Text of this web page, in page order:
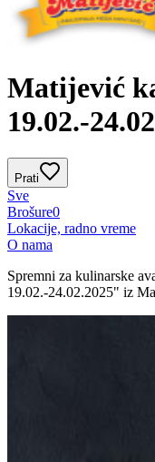
Matijević
19.02.-
Prati
Sve
Brošure0
Lokacije, radno vreme
O nama
Spremni za kulinarske
19.02.-24.02.2025" iz